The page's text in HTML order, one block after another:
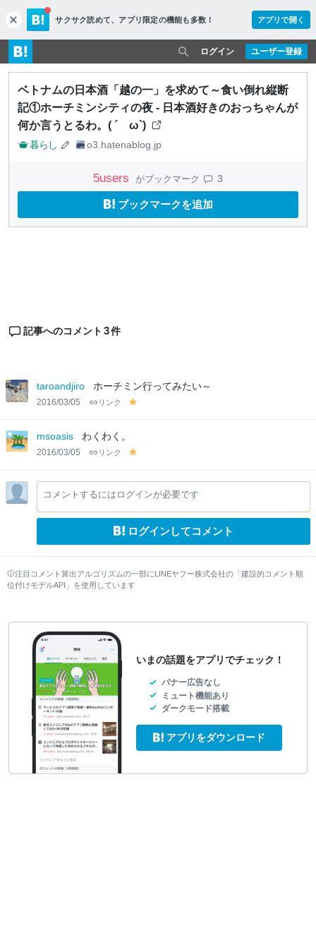
c
l
o
s
e
サクサク読めて、 アプリ限定の機能も多数！ アプリで開く
ユーザー登録
ログイン
ベトナムの日本酒「越の一」を求めて～食い倒れ縦断
記①ホーチミンシティの夜 - 日本酒好きのおっちゃんが
何か言うとるわ。( ´ ω`)
暮らし o3.hatenablog.jp
5users がブックマーク 3
ブックマークを追加
記事へのコメント 3件
taroandjiro ホーチミン行ってみたい～
2016/03/05 リンク
w
msoasis わくわく。
2016/03/05 リンク
lo
w
コメントするにはログインが必要です
ログインしてコメント
注目コメント算出アルゴリズムの一部にLINEヤフー株式会社の「建設的コメント順
位付けモデルAPI」を使用しています
いまの話題をアプリでチェック！
バナー広告なし
ミュート機能あり
ダークモード搭載
アプリをダウンロード